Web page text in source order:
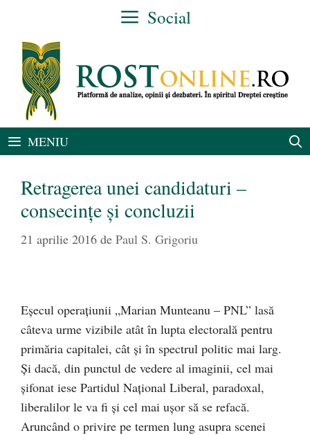
conținut
Social
MENIU
Retragerea unei candidaturi –
consecinţe şi concluzii
21 aprilie 2016 de Paul S. Grigoriu
Eşecul operaţiunii „Marian Munteanu – PNL” lasă
câteva urme vizibile atât în lupta electorală pentru
primăria capitalei, cât şi în spectrul politic mai larg.
Şi dacă, din punctul de vedere al imaginii, cel mai
şifonat iese Partidul Naţional Liberal, paradoxal,
liberalilor le va fi şi cel mai uşor să se refacă.
Aruncând o privire pe termen lung asupra scenei